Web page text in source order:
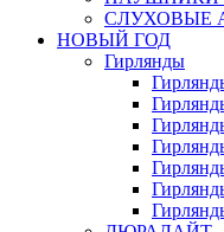
СЛУХОВЫЕ
НОВЫЙ ГОД
Гирлянды